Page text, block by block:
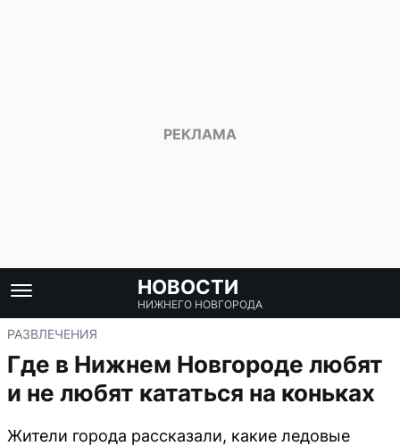
НОВОСТИ
НИЖНЕГО НОВГОРОДА
РАЗВЛЕЧЕНИЯ
Где в Нижнем Новгороде любят
и не любят кататься на коньках
Жители города рассказали, какие ледовые